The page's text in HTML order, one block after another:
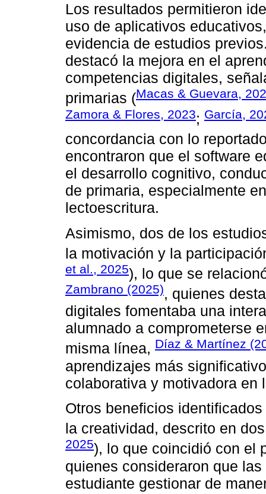
Los resultados permitieron
uso de aplicativos
evidencia de estudios
destacó la mejora en el
competencias digitales,
primarias (Macas & Guevara,
Zamora & Flores, 2023; García,
concordancia con lo
encontraron que el software
el desarrollo cognitivo,
de primaria, especialmente
lectoescritura.
Asimismo, dos de los
la motivación y la
et al., 2025), lo que se
Zambrano (2025), quienes
digitales fomentaba una
alumnado a comprometerse
misma línea, Díaz & Martínez
aprendizajes más
colaborativa y motivadora en
Otros beneficios
la creatividad, descrito en
2025), lo que coincidió con el
quienes consideraron que
estudiante gestionar de